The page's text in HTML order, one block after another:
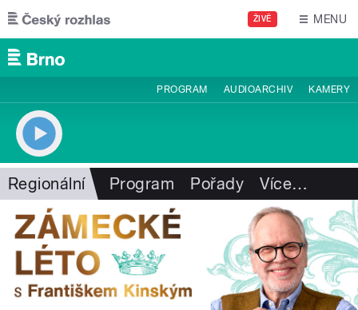
Přejít k hlavnímu obsahu
ŽIVĚ MENU
PROGRAM AUDIOARCHIV KAMERY
Regionální Program Pořady Více…